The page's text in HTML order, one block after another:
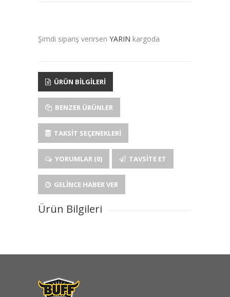
Şimdi sipariş verirsen YARIN kargoda
ÜRÜN BILGILERI
BENZER ÜRÜNLER
TAKSIT SEÇENEKLERI
YORUMLAR (0) TAVSITE ET
GELINCE HABER VER
Ürün Bilgileri